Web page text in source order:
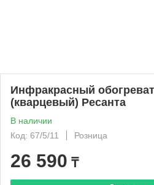
Инфракрасный
(кварцевый) Ресанта
В наличии
Код: 67/5/11
Розница
26 590 ₸